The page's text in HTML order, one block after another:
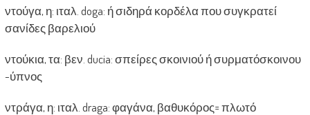
ντούγα, η: ιταλ. doga: ή σιδηρά κορδέλα που συγκρατεί
σανίδες βαρελιού
ντούκια, τα: βεν. ducia: σπείρες σκοινιού ή συρματόσκοινου
-ύπνος
ντράγα, η: ιταλ. draga: φαγάνα, βαθυκόρος= πλωτό